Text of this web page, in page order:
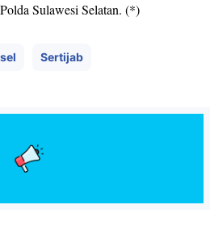
Sulawesi Selatan. (*)
Sertijab